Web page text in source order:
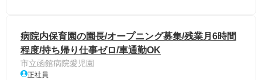
病院内保育園の園長/オープニング募集/残業月6時間
程度/持ち帰り仕事ゼロ/車通勤OK
市立函館病院愛児園
正社員